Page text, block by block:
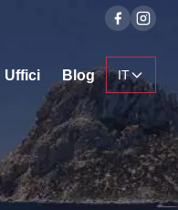
Uffici Blog IT